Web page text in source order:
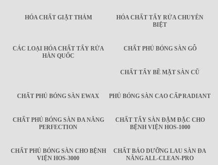
HÓA CHẤT GIẶT THẢM
HÓA CHẤT TẨY RỬA CHUYÊN
BIỆT
CÁC LOẠI HÓA CHẤT TẨY RỬA
HÀN QUỐC
CHẤT PHỦ BÓNG SÀN GỖ
CHẤT TẨY BỀ MẶT SÀN CŨ
CHẤT PHỦ BÓNG SÀN EWAX PHỦ BÓNG SÀN CAO CẤP RADIANT
CHẤT PHỦ BÓNG SÀN ĐA NĂNG
PERFECTION
CHẤT TẨY SÀN ĐẬM ĐẶC CHO
BỆNH VIỆN HOS-1000
CHẤT PHỦ BÓNG SÀN CHO BỆNH
VIỆN HOS-3000
CHẤT BẢO DƯỠNG LAU SÀN ĐA
NĂNG ALL-CLEAN-PRO